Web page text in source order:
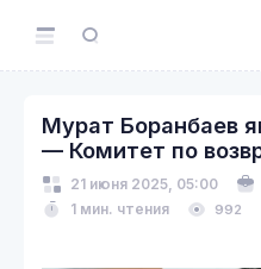
Мурат Боранбаев
— Комитет по
21 июня 2025, 05:00
1 мин. чтения
992